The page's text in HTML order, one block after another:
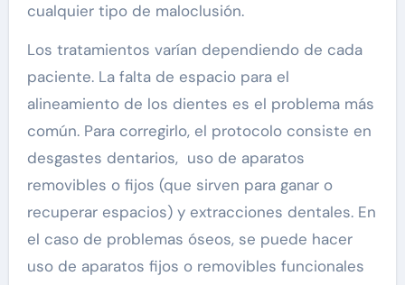
cualquier tipo de maloclusión.
Los tratamientos varían dependiendo de cada
paciente. La falta de espacio para el
alineamiento de los dientes es el problema más
común. Para corregirlo, el protocolo consiste en
desgastes dentarios, uso de aparatos
removibles o fijos (que sirven para ganar o
recuperar espacios) y extracciones dentales. En
el caso de problemas óseos, se puede hacer
uso de aparatos fijos o removibles funcionales